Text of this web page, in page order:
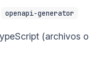
openapi-generator
(archivos o